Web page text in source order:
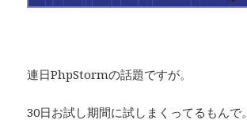
連日PhpStormの話題ですが。
30日お試し期間に試しまくってるもんで。